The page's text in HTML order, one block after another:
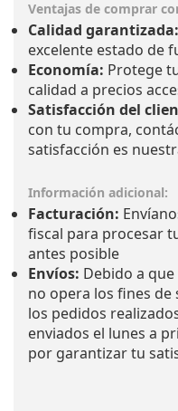
Calidad garantizada:
excelente estado de
Economía:Protege
calidad a precios
Satisfacción del
con tu compra,
satisfacción es
Facturación:
fiscal para procesar
antes posible
Envíos:Debido a que
no opera los fines de
los pedidos
enviados el lunes a
por garantizar tu